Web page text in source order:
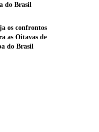
do Brasil
os confrontos
as Oitavas de
do Brasil